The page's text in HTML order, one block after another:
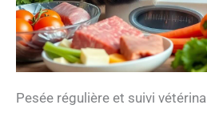
Pesée régulière et suivi